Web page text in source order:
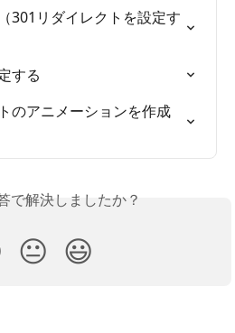
301リダイレクトを設定す
する
のアニメーションを作成
で解決しましたか？
😐 😃